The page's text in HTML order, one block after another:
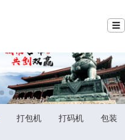
☰
打包机 打码机
包装